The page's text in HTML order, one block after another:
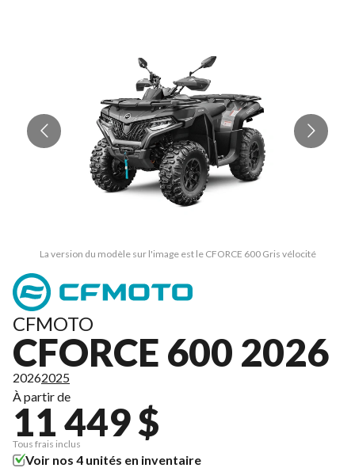
La version du modèle sur l'image est le CFORCE 600 Gris vélocité
CFMOTO
CFORCE 600 2026
20262025
À partir de
11 449 $
Tous frais inclus
Voir nos 4 unités en inventaire